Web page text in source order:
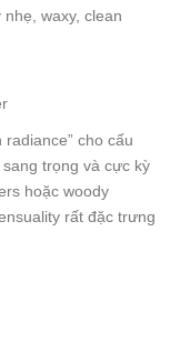
waxy, clean
radiance” cho cấu
trọng và cực kỳ
hoặc woody
rất đặc trưng